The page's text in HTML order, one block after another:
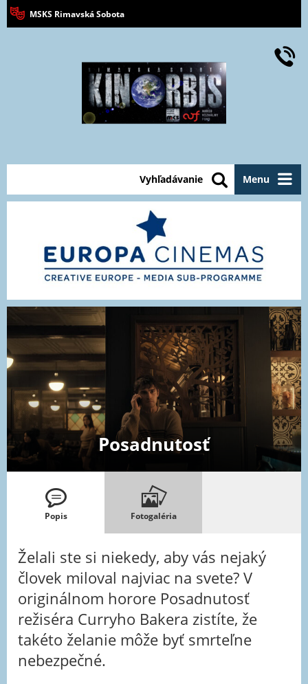
MSKS Rimavská Sobota
Menu
Vyhľadávanie
Posadnutosť
Popis Fotogaléria
Želali ste si niekedy, aby vás nejaký
človek miloval najviac na svete? V
originálnom horore Posadnutosť
režiséra Curryho Bakera zistíte, že
takéto želanie môže byť smrteľne
nebezpečné.